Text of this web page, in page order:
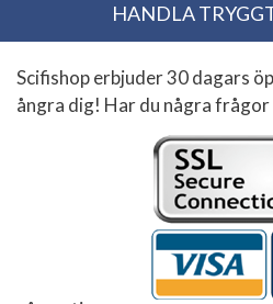
HANDLA
Scifishop erbjuder 30 dagars
ångra dig! Har du några frågor